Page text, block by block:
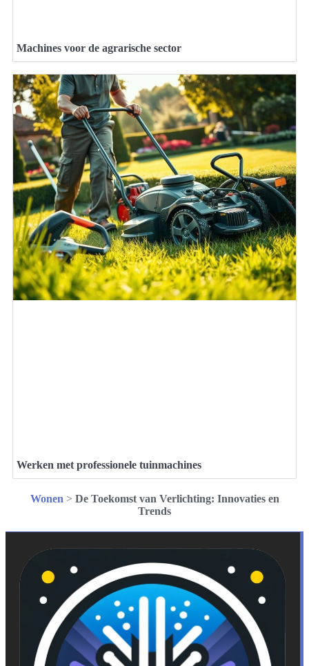
Machines voor de agrarische sector
Werken met professionele tuinmachines
Wonen > De Toekomst van Verlichting: Innovaties en
Trends